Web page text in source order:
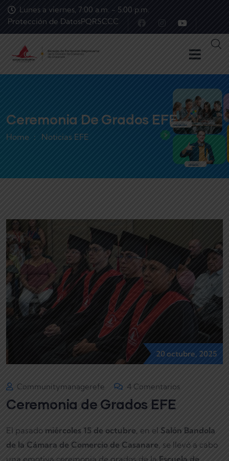
Lunes a viernes, 7:00 a.m. - 5:00 p.m.
Protección de DatosPQRSCCC
Ceremonia De Grados EFE
Home Noticias EFE
20 octubre, 2025
Communitymanagerefe 4 Comentarios
Ceremonia de Grados EFE
El pasado miércoles 15 de octubre, en el Salón Bandola
de la Cámara de Comercio de Casanare, se llevó a cabo